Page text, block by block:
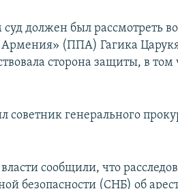
должен был рассмотреть
(ППА) Гагика
сторона защиты, в том
советник генерального
сообщили, что
безопасности (СНБ) об